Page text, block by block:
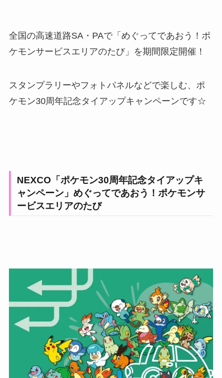
全国の高速道路SA・PAで「めぐってであおう！ポ
ケモンサービスエリアのたび」を期間限定開催！
スタンプラリーやフォトパネルなどで楽しむ、ポ
ケモン30周年記念タイアップキャンペーンです☆
NEXCO「ポケモン30周年記念タイアップキ
ャンペーン」めぐってであおう！ポケモンサ
ービスエリアのたび